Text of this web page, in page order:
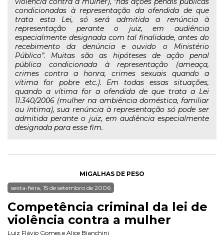
condicionadas à representação da ofendida de que
trata esta Lei, só será admitida a renúncia à
representação perante o juiz, em audiência
especialmente designada com tal finalidade, antes do
recebimento da denúncia e ouvido o Ministério
Público”. Muitas são as hipóteses de ação penal
pública condicionada à representação (ameaça,
crimes contra a honra, crimes sexuais quando a
vítima for pobre etc.). Em todas essas situações,
quando a vítima for a ofendida de que trata a Lei
11.340/2006 (mulher na ambiência doméstica, familiar
ou íntima), sua renúncia à representação só pode ser
admitida perante o juiz, em audiência especialmente
designada para esse fim.
MIGALHAS DE PESO
sexta-feira, 15 de setembro de 2006
Competência criminal da lei de
violência contra a mulher
Luiz Flávio Gomes e Alice Bianchini